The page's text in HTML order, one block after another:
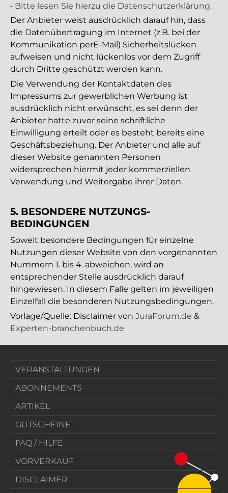
• Bitte lesen Sie hierzu die Datenschutzerklärung.
Der Anbieter weist ausdrücklich darauf hin, dass
die Datenübertragung im Internet (z.B. bei der
Kommunikation perE-Mail) Sicherheitslücken
aufweisen und nicht lückenlos vor dem Zugriff
durch Dritte geschützt werden kann.
Die Verwendung der Kontaktdaten des
Impressums zur gewerblichen Werbung ist
ausdrücklich nicht erwünscht, es sei denn der
Anbieter hatte zuvor seine schriftliche
Einwilligung erteilt oder es besteht bereits eine
Geschäftsbeziehung. Der Anbieter und alle auf
dieser Website genannten Personen
widersprechen hiermit jeder kommerziellen
Verwendung und Weitergabe ihrer Daten.
5. BESONDERE NUTZUNGS­
BEDINGUNGEN
Soweit besondere Bedingungen für einzelne
Nutzungen dieser Website von den vorgenannten
Nummern 1. bis 4. abweichen, wird an
entsprechender Stelle ausdrücklich darauf
hingewiesen. In diesem Falle gelten im jeweiligen
Einzelfall die besonderen Nutzungsbedingungen.
Vorlage/Quelle: Disclaimer von JuraForum.de &
Experten-branchenbuch.de
VERANSTALTUNGEN
ABONNEMENTS
ARTIKEL
GUTSCHEINE
FAQ / HILFE
VORVERKAUF
DISCLAIMER